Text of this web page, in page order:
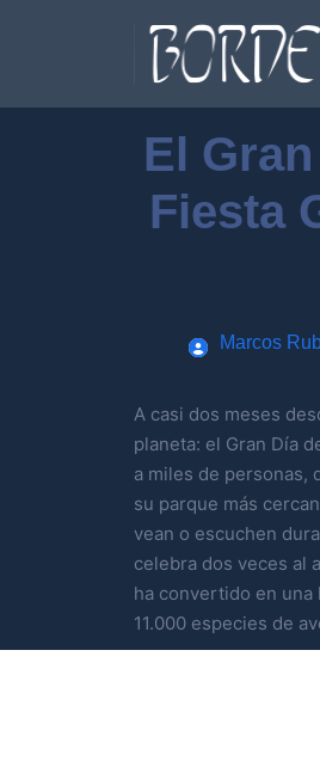
El
Fiesta
Marcos
A casi dos meses
planeta: el Gran Día
a miles de personas,
su parque más
vean o escuchen
celebra dos veces al
ha convertido en una
11.000 especies de